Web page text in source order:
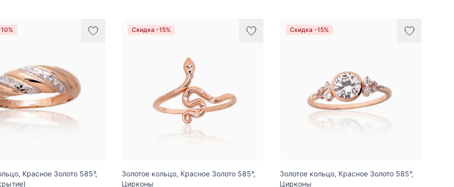
Красное Золото 585°,
Скидка -15%
Золотое кольцо, Красное Золото 585°,
Цирконы
Скидка -15%
Золотое кольцо, Красное Золото 585°,
Цирконы